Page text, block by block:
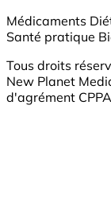
Médicaments
Santé pratique
Tous droits
New Planet
d'agrément